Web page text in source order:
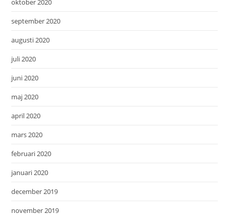
oktober 2020
september 2020
augusti 2020
juli 2020
juni 2020
maj 2020
april 2020
mars 2020
februari 2020
januari 2020
december 2019
november 2019